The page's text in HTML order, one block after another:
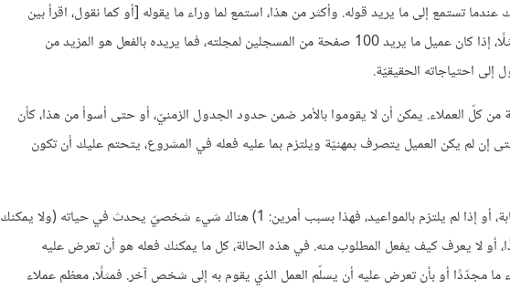
تستمع إلى ما يريد قوله. وأكثر من هذا، استمع لما وراء ما يقوله [أو كما نقول، اقرأ بين
السطور]، لأنّه يمكن أن يفتقر العميل للبلاغة الكافية للتعبير عنه. فمثلًا، إذا كان عميل ما يريد 100 صفحة من المسجلين لمجلته، فما يريده بالفعل هو المزيد من
احتياجاته الحقيقيّة.
كلّ العملاء. يمكن أن لا يقوموا بالأمر ضمن حدود الجدول الزمنيّ، أو حتى أسوأ من هذا، كأن
إن لم يكن العميل يتصرف بمهنيّة ويلتزم بما عليه فعله في المشروع، يتحتم عليك أن تكون
شخصيًّا وجدت أنه في غالب الأوقات إذا توقف العميل عن الاستجابة، أو إذا لم يلتزم بالمواعيد، فهذا بسبب أمرين: 1) هناك شيء شخصيّ يحدث في حياته (ولا يمكنك
أو مشغول جدًّا، أو لا يعرف كيف يفعل المطلوب منه. في هذه الحالة، كل ما يمكنك فعله هو أن تعرض عليه
مجدّدًا أو بأن تعرض عليه أن يسلّم العمل الذي يقوم به إلى شخص آخر. فمثلًا، معظم عملاء